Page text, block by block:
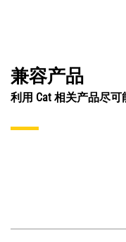
兼容产品
利用 Cat 相关产品尽